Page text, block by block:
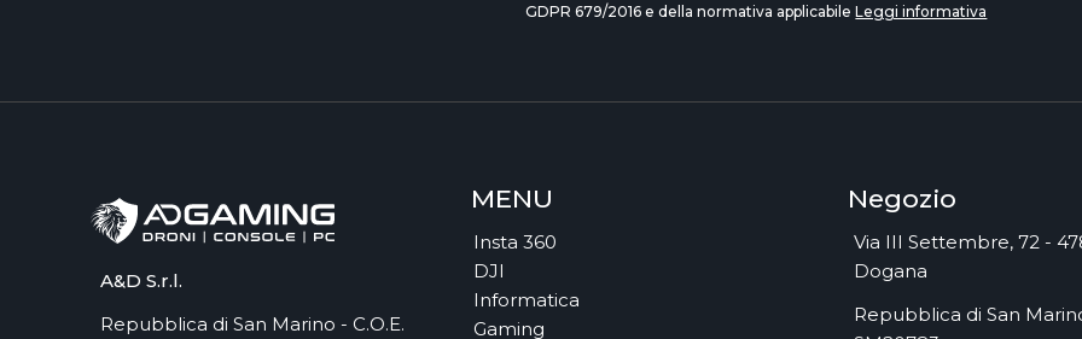
GDPR 679/2016 e della normativa applicabileLeggi informativa
A&D S.r.l.
Repubblica di San Marino - C.O.E.
MENU
Insta 360
DJI
Informatica
Gaming
Negozio
Via III Settembre, 72 -
Dogana
Repubblica di San